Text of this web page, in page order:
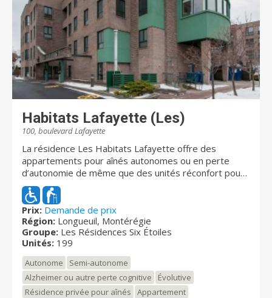
Habitats Lafayette (Les)
100, boulevard Lafayette
La résidence Les Habitats Lafayette offre des
appartements pour aînés autonomes ou en perte
d’autonomie de même que des unités réconfort pour
personnes atteintes d'Alzheimer. Notre résidence
propose un environnement chaleureux et convivial
alors que notre personnel dévoué vous assure mieux-
être et sécurité. Située à deux pas de la station de
métro Longueuil, du centre commercial Place
Longueuil et des accès au pont Jacques-Cartier, notre
résidence possède une vue magnifique sur Montréal
et présente une multitude de services pour répondre
à vos besoins.
Prix: Demande de prix
Région: Longueuil, Montérégie
Groupe: Les Résidences Six Étoiles
Unités: 199
Autonome
Semi-autonome
Alzheimer ou autre perte cognitive
Évolutive
Résidence privée pour aînés
Appartement